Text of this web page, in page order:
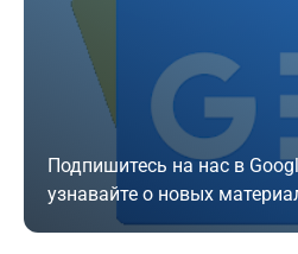
Подпишитесь на нас в
узнавайте о новых